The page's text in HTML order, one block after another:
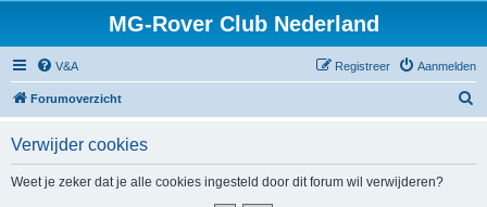
MG-Rover Club Nederland
V&A Aanmelden
Registreer
Forumoverzicht
Verwijder cookies
Weet je zeker dat je alle cookies ingesteld door dit forum wil verwijderen?